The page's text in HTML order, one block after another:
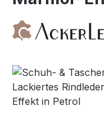
Bildergalerie